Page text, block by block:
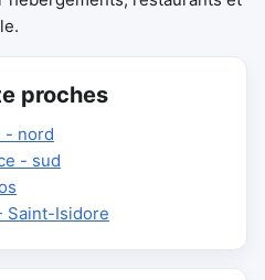
proches
- nord
- sud
Saint-Isidore